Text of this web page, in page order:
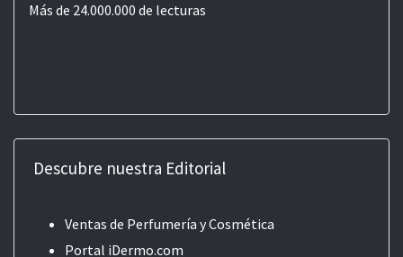
Más de 24.000.000 de lecturas
Descubre nuestra Editorial
Ventas de Perfumería y Cosmética
Portal iDermo.com